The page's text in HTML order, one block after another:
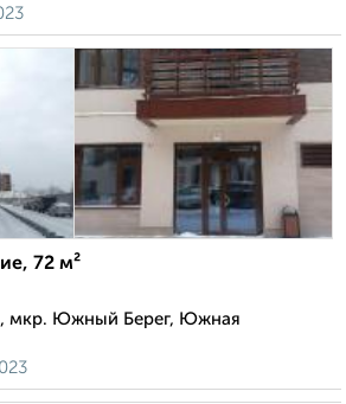
72 м²
мкр. Южный Берег, Южная